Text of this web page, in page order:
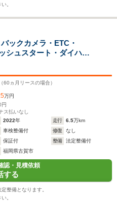
FF、4WD FF、4WD
。
ックカメラ・ETC・
シュスタート・ダイハ
60 ヵ月リースの場合）
万円
円
ス払いなし
2022年 走行 6.5万km
車検整備付 修復
なし
保証付 整備
法定整備付
福岡県古賀市
認・見積依頼
する
整備となります。
。